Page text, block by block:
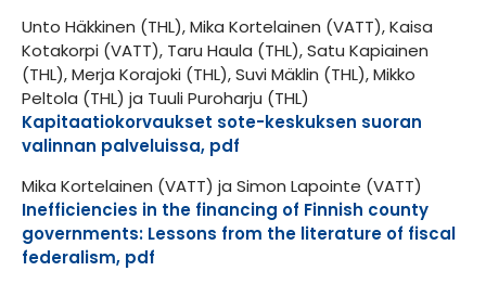
Unto Häkkinen (THL), Mika Kortelainen (VATT), Kaisa
Kotakorpi (VATT), Taru Haula (THL), Satu Kapiainen
(THL), Merja Korajoki (THL), Suvi Mäklin (THL), Mikko
Peltola (THL) ja Tuuli Puroharju (THL)
Kapitaatiokorvaukset sote-keskuksen suoran
valinnan palveluissa, pdf
Mika Kortelainen (VATT) ja Simon Lapointe (VATT)
Inefficiencies in the financing of Finnish county
governments: Lessons from the literature of fiscal
federalism, pdf